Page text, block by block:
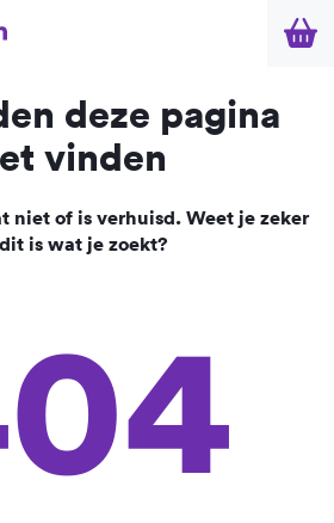
deze pagina
vinden
niet of is verhuisd. Weet je zeker
is wat je zoekt?